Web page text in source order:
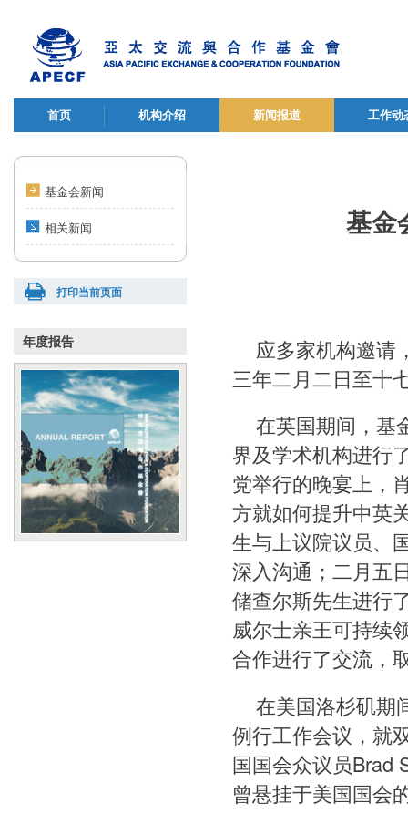
首页 机构介绍 新闻报道 工作动
基金会新闻
相关新闻
打印当前页面
年度报告
基金
应多家机构邀请
三年二月二日至十
在英国期间，基
界及学术机构进行
党举行的晚宴上，
方就如何提升中英
生与上议院议员、
深入沟通；二月五
储查尔斯先生进行
威尔士亲王可持续
合作进行了交流，
在美国洛杉矶期
例行工作会议，就
国国会众议员Brad
曾悬挂于美国国会